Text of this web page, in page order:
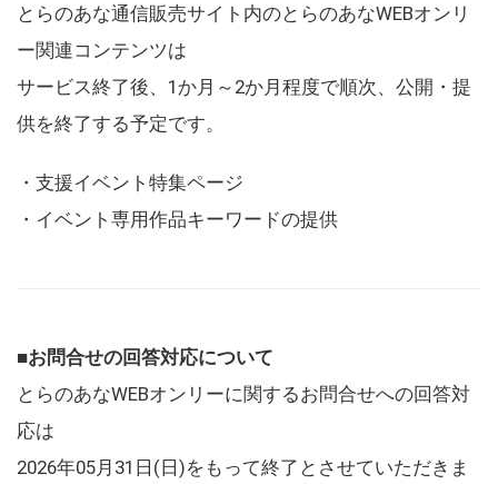
とらのあな通信販売サイト内のとらのあなWEBオンリ
ー関連コンテンツは
サービス終了後、1か月～2か月程度で順次、公開・提
供を終了する予定です。
・支援イベント特集ページ
・イベント専用作品キーワードの提供
■お問合せの回答対応について
とらのあなWEBオンリーに関するお問合せへの回答対
応は
2026年05月31日(日)をもって終了とさせていただきま